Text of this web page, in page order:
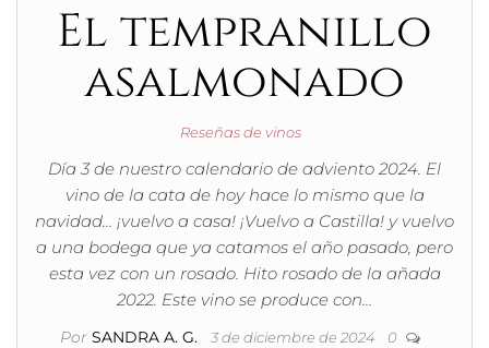
El tempranillo
asalmonado
Reseñas de vinos
Día 3 de nuestro calendario de adviento 2024. El
vino de la cata de hoy hace lo mismo que la
navidad… ¡vuelvo a casa! ¡Vuelvo a Castilla! y vuelvo
a una bodega que ya catamos el año pasado, pero
esta vez con un rosado. Hito rosado de la añada
2022. Este vino se produce con…
Por SANDRA A. G. 3 de diciembre de 2024 0